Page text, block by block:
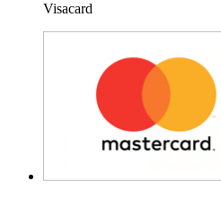
Visacard